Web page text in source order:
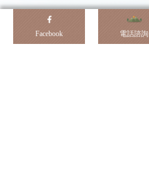
Facebook 電話諮詢